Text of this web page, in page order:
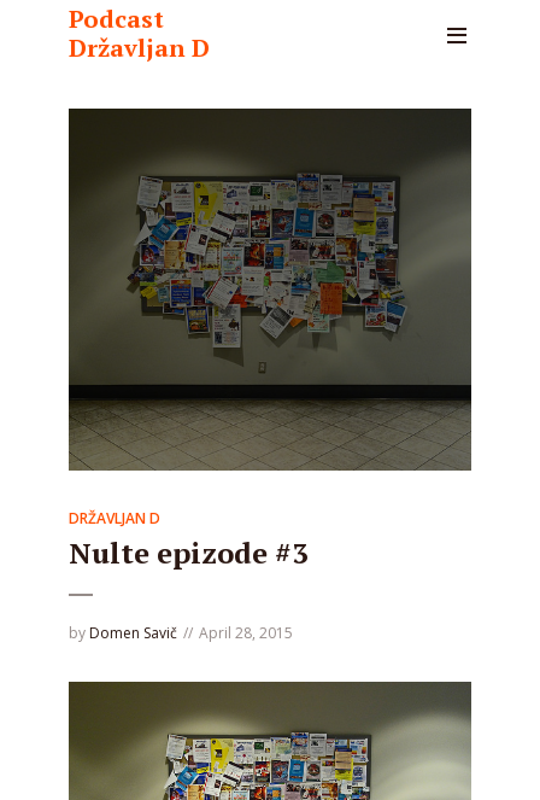
Podcast
Državljan D
DRŽAVLJAN D
Nulte epizode #3
by Domen Savič April 28, 2015